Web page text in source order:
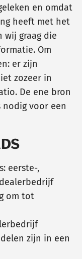
en omdat
heeft met het
wij graag die
Om
er zijn
zozeer in
De ene bron
voor een
eerste-,
om tot
zijn in een